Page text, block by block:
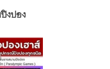
งปอง